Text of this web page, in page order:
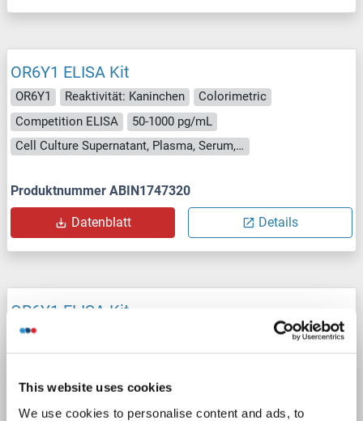
This website uses cookies
We use cookies to personalise content and ads, to
OR6Y1 ELISA Kit
OR6Y1 Reaktivität: Kaninchen
Colorimetric
Competition ELISA
50-1000 pg/mL
Cell Culture Supernatant, Plasma, Serum, Tissue Homogenate
Produktnummer ABIN1747320
Datenblatt Details
OR6Y1 ELISA Kit
OR6Y1
Produktnummer ABIN1750989